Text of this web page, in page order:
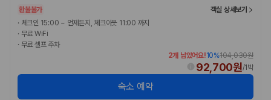
환불불가
객실 상세보기
· 체크인 15:00 ~ 언제든지, 체크아웃 11:00 까지
· 무료 WiFi
· 무료 셀프 주차
2개 남았어요!10%104,030원
92,700원/1박
숙소 예약